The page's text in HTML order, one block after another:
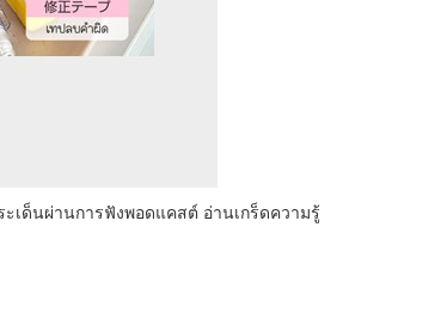
เด็นผ่านการฟังพอดแคสต์ อ่านเกร็ดความรู้